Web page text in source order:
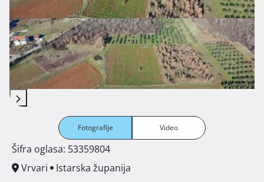
Fotografije Video
Šifra oglasa: 53359804
Vrvari
Istarska županija